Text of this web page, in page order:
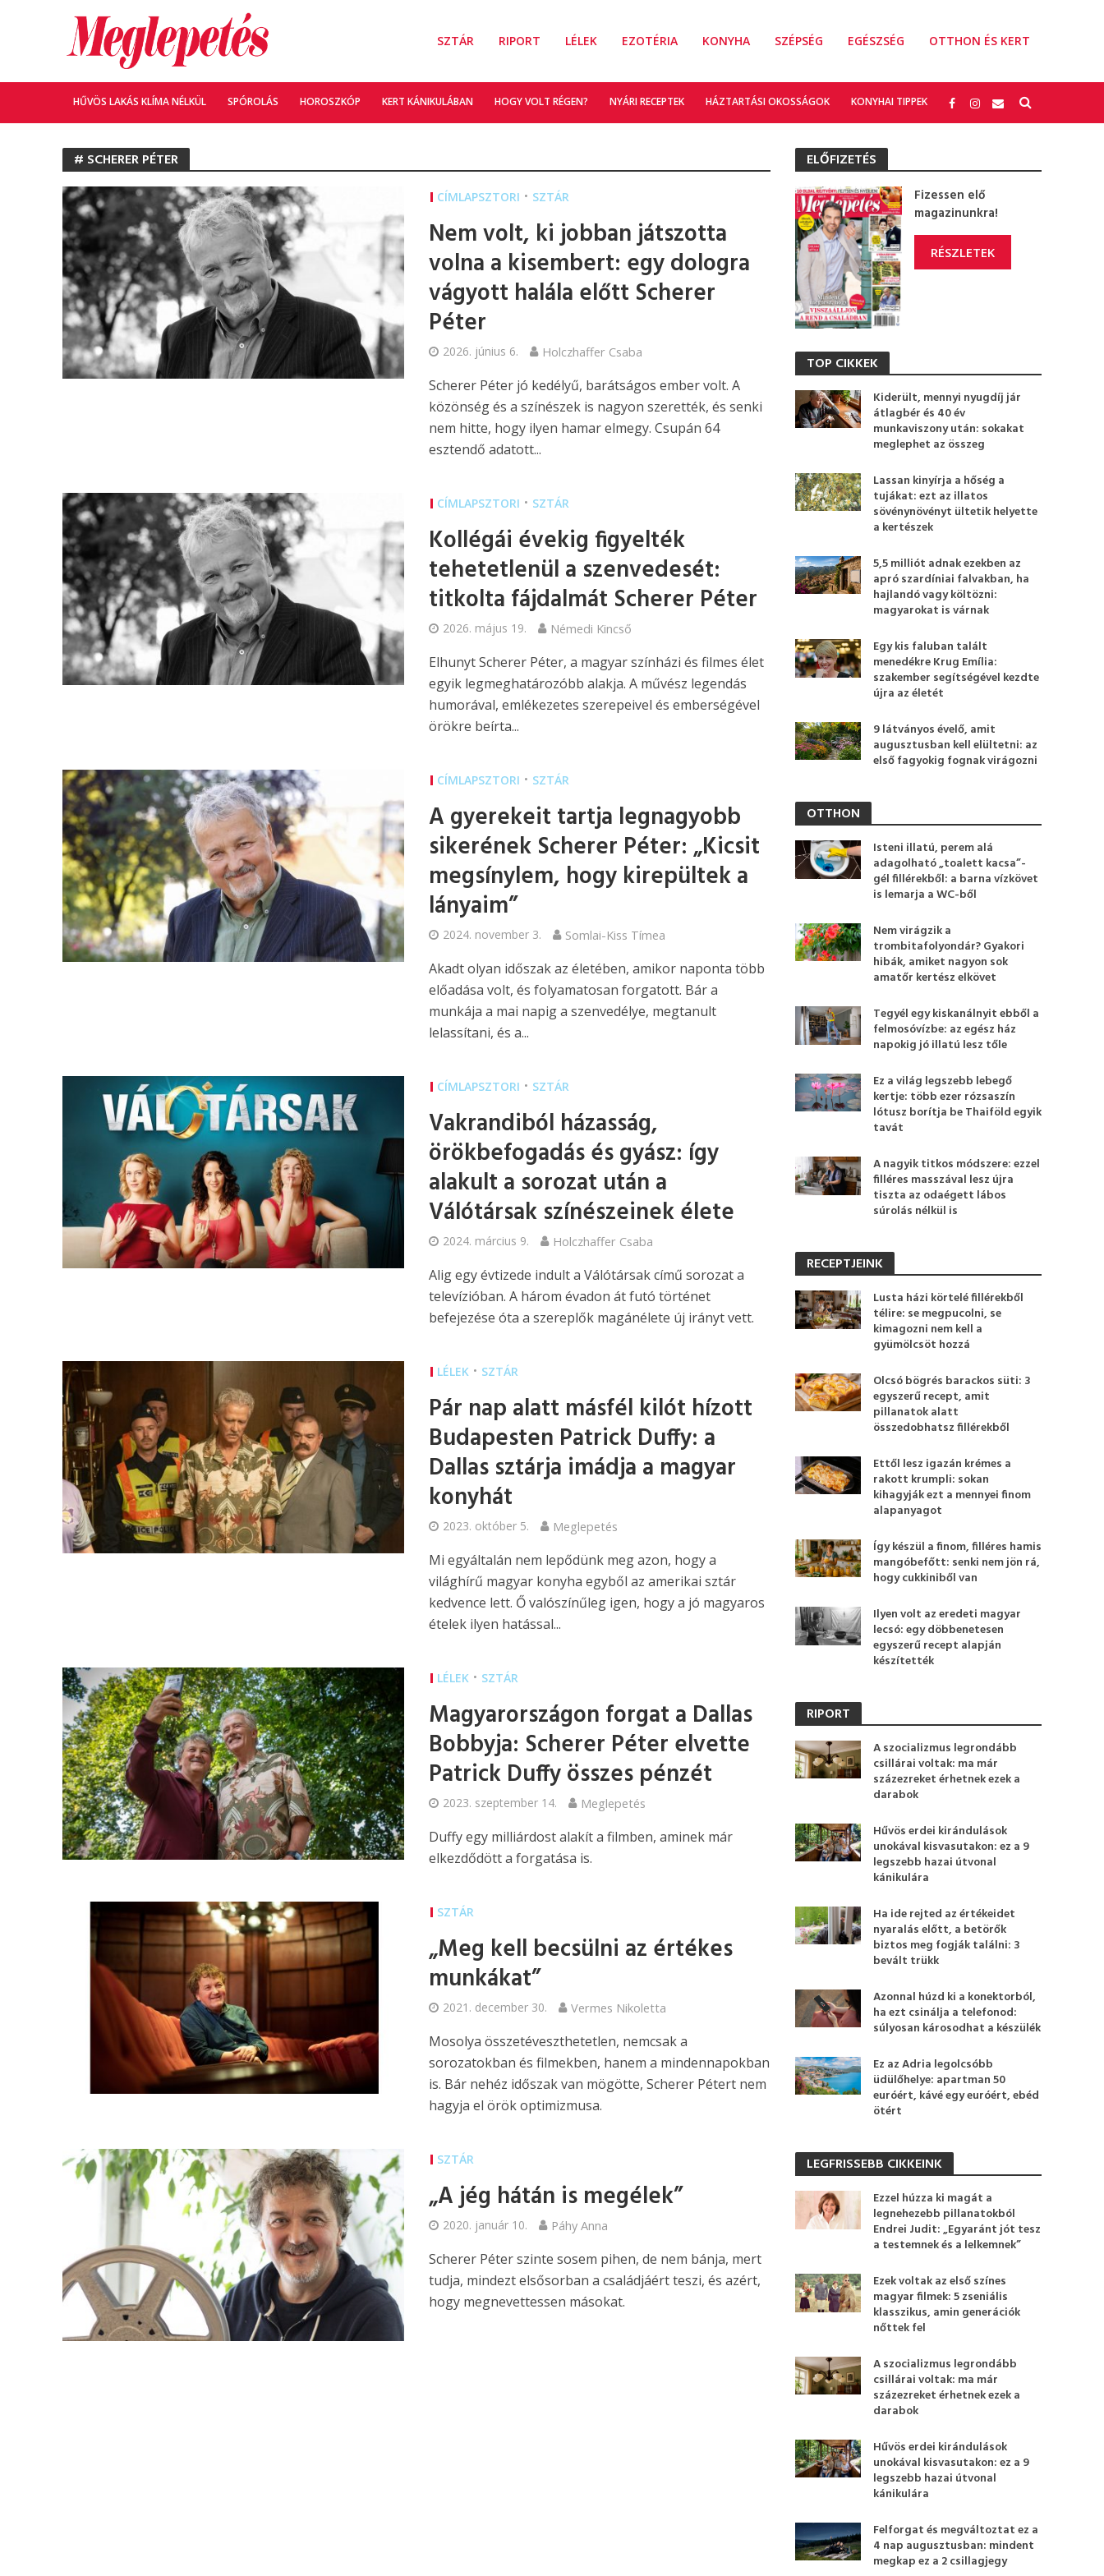
SZTÁR RIPORT LÉLEK EZOTÉRIA KONYHA SZÉPSÉG EGÉSZSÉG OTTHON ÉS KERT
HŰVÖS LAKÁS KLÍMA NÉLKÜL SPÓROLÁS HOROSZKÓP KERT KÁNIKULÁBAN HOGY VOLT RÉGEN? NYÁRI RECEPTEK HÁZTARTÁSI OKOSSÁGOK KONYHAI TIPPEK
# SCHERER PÉTER
CÍMLAPSZTORI • SZTÁR
Nem volt, ki jobban játszotta
volna a kisembert: egy dologra
vágyott halála előtt Scherer
Péter
2026. június 6. Holczhaffer Csaba
Scherer Péter jó kedélyű, barátságos ember volt. A
közönség és a színészek is nagyon szerették, és senki
nem hitte, hogy ilyen hamar elmegy. Csupán 64
esztendő adatott...
CÍMLAPSZTORI • SZTÁR
Kollégái évekig figyelték
tehetetlenül a szenvedesét:
titkolta fájdalmát Scherer Péter
2026. május 19. Némedi Kincső
Elhunyt Scherer Péter, a magyar színházi és filmes élet
egyik legmeghatározóbb alakja. A művész legendás
humorával, emlékezetes szerepeivel és emberségével
örökre beírta...
CÍMLAPSZTORI • SZTÁR
A gyerekeit tartja legnagyobb
sikerének Scherer Péter: „Kicsit
megsínylem, hogy kirepültek a
lányaim”
2024. november 3. Somlai-Kiss Tímea
Akadt olyan időszak az életében, amikor naponta több
előadása volt, és folyamatosan forgatott. Bár a
munkája a mai napig a szenvedélye, megtanult
lelassítani, és a...
CÍMLAPSZTORI • SZTÁR
Vakrandiból házasság,
örökbefogadás és gyász: így
alakult a sorozat után a
Válótársak színészeinek élete
2024. március 9. Holczhaffer Csaba
Alig egy évtizede indult a Válótársak című sorozat a
televízióban. A három évadon át futó történet
befejezése óta a szereplők magánélete új irányt vett.
LÉLEK • SZTÁR
Pár nap alatt másfél kilót hízott
Budapesten Patrick Duffy: a
Dallas sztárja imádja a magyar
konyhát
2023. október 5. Meglepetés
Mi egyáltalán nem lepődünk meg azon, hogy a
világhírű magyar konyha egyből az amerikai sztár
kedvence lett. Ő valószínűleg igen, hogy a jó magyaros
ételek ilyen hatással...
LÉLEK • SZTÁR
Magyarországon forgat a Dallas
Bobbyja: Scherer Péter elvette
Patrick Duffy összes pénzét
2023. szeptember 14. Meglepetés
Duffy egy milliárdost alakít a filmben, aminek már
elkezdődött a forgatása is.
SZTÁR
„Meg kell becsülni az értékes
munkákat”
2021. december 30. Vermes Nikoletta
Mosolya összetéveszthetetlen, nemcsak a
sorozatokban és filmekben, hanem a mindennapokban
is. Bár nehéz időszak van mögötte, Scherer Pétert nem
hagyja el örök optimizmusa.
SZTÁR
„A jég hátán is megélek”
2020. január 10. Páhy Anna
Scherer Péter szinte sosem pihen, de nem bánja, mert
tudja, mindezt elsősorban a családjáért teszi, és azért,
hogy megnevettessen másokat.
ELŐFIZETÉS
Fizessen elő
magazinunkra!
RÉSZLETEK
TOP CIKKEK
Kiderült, mennyi nyugdíj jár
átlagbér és 40 év
munkaviszony után: sokakat
meglephet az összeg
Lassan kinyírja a hőség a
tujákat: ezt az illatos
sövénynövényt ültetik helyette
a kertészek
5,5 milliót adnak ezekben az
apró szardíniai falvakban, ha
hajlandó vagy költözni:
magyarokat is várnak
Egy kis faluban talált
menedékre Krug Emília:
szakember segítségével kezdte
újra az életét
9 látványos évelő, amit
augusztusban kell elültetni: az
első fagyokig fognak virágozni
OTTHON
Isteni illatú, perem alá
adagolható „toalett kacsa”-
gél fillérekből: a barna vízkövet
is lemarja a WC-ből
Nem virágzik a
trombitafolyondár? Gyakori
hibák, amiket nagyon sok
amatőr kertész elkövet
Tegyél egy kiskanálnyit ebből a
felmosóvízbe: az egész ház
napokig jó illatú lesz tőle
Ez a világ legszebb lebegő
kertje: több ezer rózsaszín
lótusz borítja be Thaiföld egyik
tavát
A nagyik titkos módszere: ezzel
filléres masszával lesz újra
tiszta az odaégett lábos
súrolás nélkül is
RECEPTJEINK
Lusta házi körtelé fillérekből
télire: se megpucolni, se
kimagozni nem kell a
gyümölcsöt hozzá
Olcsó bögrés barackos süti: 3
egyszerű recept, amit
pillanatok alatt
összedobhatsz fillérekből
Ettől lesz igazán krémes a
rakott krumpli: sokan
kihagyják ezt a mennyei finom
alapanyagot
Így készül a finom, filléres hamis
mangóbefőtt: senki nem jön rá,
hogy cukkiniből van
Ilyen volt az eredeti magyar
lecsó: egy döbbenetesen
egyszerű recept alapján
készítették
RIPORT
A szocializmus legrondább
csillárai voltak: ma már
százezreket érhetnek ezek a
darabok
Hűvös erdei kirándulások
unokával kisvasutakon: ez a 9
legszebb hazai útvonal
kánikulára
Ha ide rejted az értékeidet
nyaralás előtt, a betörők
biztos meg fogják találni: 3
bevált trükk
Azonnal húzd ki a konektorból,
ha ezt csinálja a telefonod:
súlyosan károsodhat a készülék
Ez az Adria legolcsóbb
üdülőhelye: apartman 50
euróért, kávé egy euróért, ebéd
ötért
LEGFRISSEBB CIKKEINK
Ezzel húzza ki magát a
legnehezebb pillanatokból
Endrei Judit: „Egyaránt jót tesz
a testemnek és a lelkemnek”
Ezek voltak az első színes
magyar filmek: 5 zseniális
klasszikus, amin generációk
nőttek fel
A szocializmus legrondább
csillárai voltak: ma már
százezreket érhetnek ezek a
darabok
Hűvös erdei kirándulások
unokával kisvasutakon: ez a 9
legszebb hazai útvonal
kánikulára
Felforgat és megváltoztat ez a
4 nap augusztusban: mindent
megkap ez a 2 csillagjegy